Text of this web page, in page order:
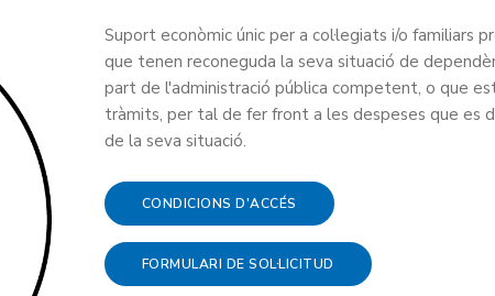
Suport econòmic únic per a col·legiats i/o familiars
que tenen reconeguda la seva situació de
part de l'administració pública competent, o que
tràmits, per tal de fer front a les despeses que es
de la seva situació.
CONDICIONS D'ACCÉS
FORMULARI DE SOL·LICITUD